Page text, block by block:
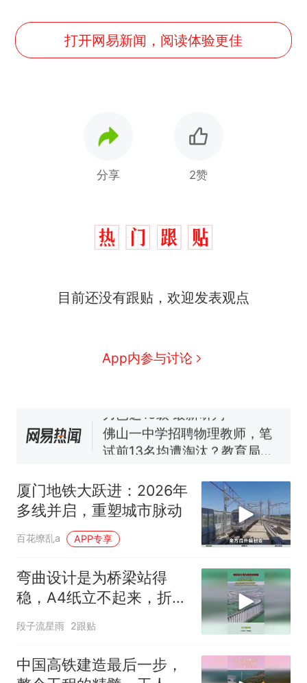
打开网易新闻，阅读体验更佳
分享 2赞
目前还没有跟贴，欢迎发表观点
App内参与讨论
因老师一句“跟我回家”改写了
眼了……
费大厨“全国小炒肉大王”称
号，仅凭视频评出？中国烹饪
佛山一中学招聘物理教师，笔
试前13名均遭淘汰？教育局：
核查
官方通报
热 那个在床头放菜刀的女孩，
因老师一句“跟我回家”改写了
人生
厦门地铁大跃进：2026年
多线并启，重塑城市脉动
百花缭乱a APP专享
弯曲设计是为桥梁站得
稳，A4纸立不起来，折成
N状立马稳了！
段子流星雨 2跟贴
中国高铁建造最后一步，